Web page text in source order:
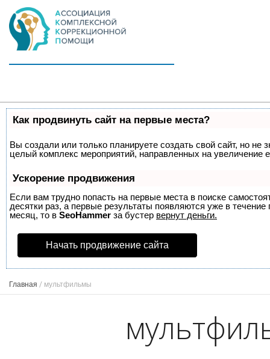
Как продвинуть сайт на первые места?
Вы создали или только планируете создать свой сайт, но не
целый комплекс мероприятий, направленных на увеличение
Ускорение продвижения
Если вам трудно попасть на первые места в поиске
десятки раз, а первые результаты появляются уже в
месяц, то в SeoHammer за бустер вернут деньги.
Начать продвижение сайта
Главная / мультфильмы